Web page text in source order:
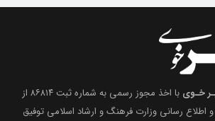
خـوی
با اخذ مجوز رسمی به شماره ثبت ۸۶۸۱۴ از
اطلاع رسانی وزارت فرهنگ و ارشاد اسلامی توفیق